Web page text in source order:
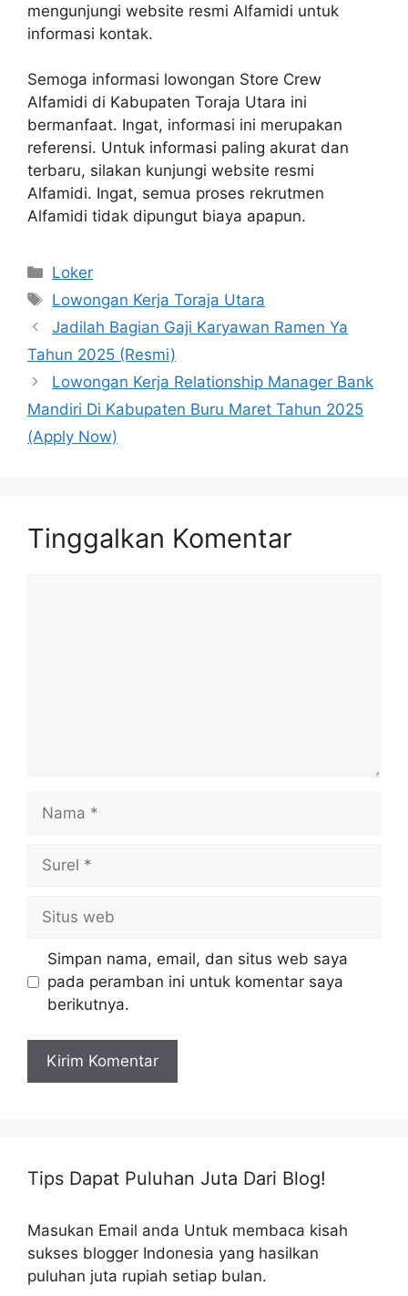
mengunjungi website resmi Alfamidi untuk
informasi kontak.
Semoga informasi lowongan Store Crew
Alfamidi di Kabupaten Toraja Utara ini
bermanfaat. Ingat, informasi ini merupakan
referensi. Untuk informasi paling akurat dan
terbaru, silakan kunjungi website resmi
Alfamidi. Ingat, semua proses rekrutmen
Alfamidi tidak dipungut biaya apapun.
Kategori
Loker
Tag
Lowongan Kerja Toraja Utara
Jadilah Bagian Gaji Karyawan Ramen Ya
Tahun 2025 (Resmi)
Lowongan Kerja Relationship Manager Bank
Mandiri Di Kabupaten Buru Maret Tahun 2025
(Apply Now)
Tinggalkan Komentar
Nama
Surel
Situs
web
Simpan nama, email, dan situs web saya
pada peramban ini untuk komentar saya
berikutnya.
Tips Dapat Puluhan Juta Dari Blog!
Masukan Email anda Untuk membaca kisah
sukses blogger Indonesia yang hasilkan
puluhan juta rupiah setiap bulan.